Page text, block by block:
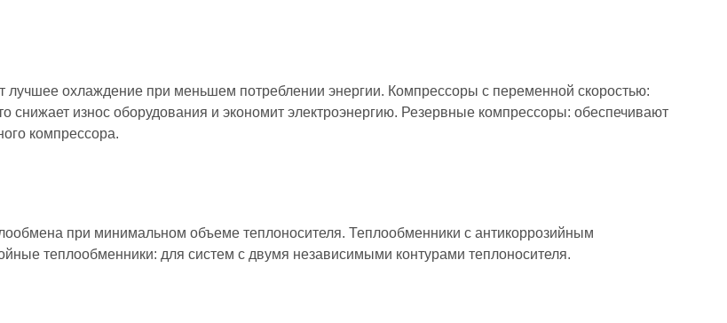
охлаждение при меньшем потреблении энергии. Компрессоры с переменной скоростью:
снижает износ оборудования и экономит электроэнергию. Резервные компрессоры: обеспечивают
компрессора.
при минимальном объеме теплоносителя. Теплообменники с антикоррозийным
теплообменники: для систем с двумя независимыми контурами теплоносителя.